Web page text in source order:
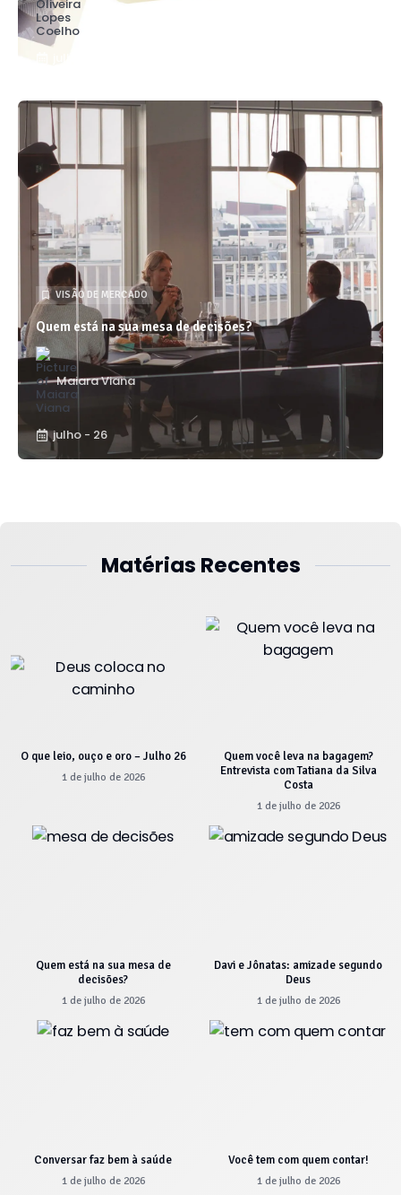
VISÃO DE MERCADO
Quem está na sua mesa de decisões?
Maiara Viana
julho - 26
Matérias Recentes
O que leio, ouço e oro – Julho 26
1 de julho de 2026
Quem você leva na bagagem?
Entrevista com Tatiana da Silva
Costa
1 de julho de 2026
Quem está na sua mesa de
decisões?
1 de julho de 2026
Davi e Jônatas: amizade segundo
Deus
1 de julho de 2026
Conversar faz bem à saúde
1 de julho de 2026
Você tem com quem contar!
1 de julho de 2026